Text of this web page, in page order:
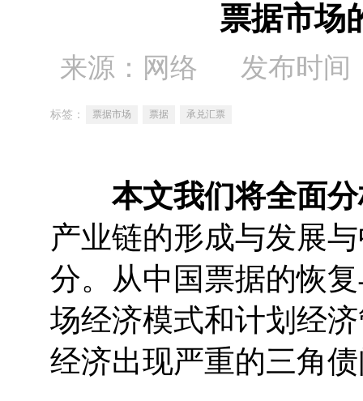
票据市场
来源：网络 发布时间
标签： 票据市场 票据 承兑汇票
本文我们将全面
产业链的形成与发展
分。从中国票据的恢
场经济模式和计划经
经济出现严重的三角